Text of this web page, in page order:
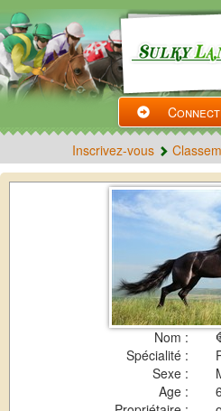
Inscrivez-vous
Nom :
Spécialité :
Sexe :
Age :